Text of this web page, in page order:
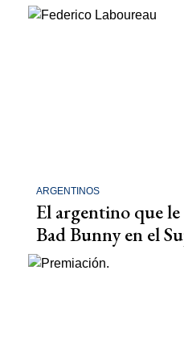
ARGENTINOS
El argentino que le
Bad Bunny en el